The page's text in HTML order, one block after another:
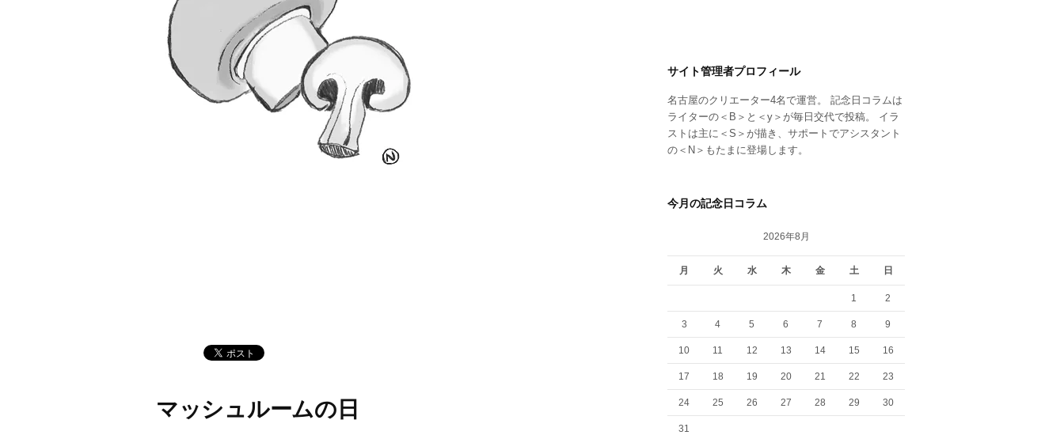
マッシュルームの日
サイト管理者プロフィール
名古屋のクリエーター4名で運営。 記念日コラムは
ライターの＜B＞と＜y＞が毎日交代で投稿。 イラ
ストは主に＜S＞が描き、サポートでアシスタント
の＜N＞もたまに登場します。
今月の記念日コラム
2026年8月
月 火 水 木 金 土 日
1 2
3 4 5 6 7 8 9
10 11 12 13 14 15 16
17 18 19 20 21 22 23
24 25 26 27 28 29 30
31